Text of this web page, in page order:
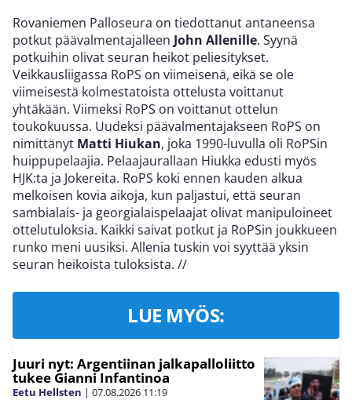
Rovaniemen Palloseura on tiedottanut antaneensa
potkut päävalmentajalleen John Allenille. Syynä
potkuihin olivat seuran heikot peliesitykset.
Veikkausliigassa RoPS on viimeisenä, eikä se ole
viimeisestä kolmestatoista ottelusta voittanut
yhtäkään. Viimeksi RoPS on voittanut ottelun
toukokuussa. Uudeksi päävalmentajakseen RoPS on
nimittänyt Matti Hiukan, joka 1990-luvulla oli RoPSin
huippupelaajia. Pelaajaurallaan Hiukka edusti myös
HJK:ta ja Jokereita. RoPS koki ennen kauden alkua
melkoisen kovia aikoja, kun paljastui, että seuran
sambialais- ja georgialaispelaajat olivat manipuloineet
ottelutuloksia. Kaikki saivat potkut ja RoPSin joukkueen
runko meni uusiksi. Allenia tuskin voi syyttää yksin
seuran heikoista tuloksista. //
LUE MYÖS:
Juuri nyt: Argentiinan jalkapalloliitto
tukee Gianni Infantinoa
Eetu Hellsten | 07.08.2026 11:19